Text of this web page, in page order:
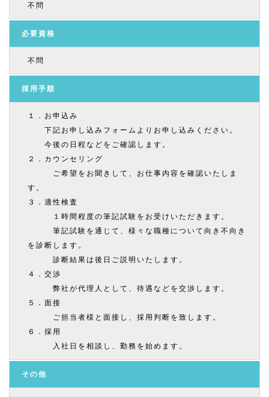
不問
必要資格
不問
採用手順
１．お申込み
下記お申し込みフォームよりお申し込みください。
今後の日程などをご確認します。
２．カウンセリング
ご希望をお聞きして、お仕事内容を確認いたしま
す。
３．適性検査
１時間程度の筆記試験をお受けいただきます。
筆記試験を通じて、様々な職種について向き不向き
を診断します。
診断結果は後日ご説明いたします。
４．交渉
弊社が代理人として、待遇などを交渉します。
５．面接
ご担当者様と面接し、採用判断を致します。
６．採用
入社日を相談し、勤務を始めます。
その他